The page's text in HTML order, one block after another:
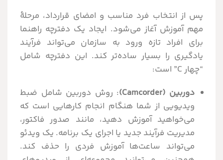
پس از انتخاب فرد مناسب و امضای قرارداد، مرحلۀ
مهم آموزش آغاز می‌شود. ایجاد یک دفترچه راهنما
برای افراد تازه ورود به سازمان می‌تواند فرآیند
یادگیری را بسیار ساده‌تر کند. این دفترچه شامل
“چهار C” است:
دوربین (Camcorder)
: روش دوربین شامل ضبط
ویدیویی از شما هنگام انجام کارهایی است که
می‌خواهید آموزش دهید، مانند صدور فاکتور،
مدیریت فرآیند جدید یا اجرای یک برنامه. یک ویدئو
می‌تواند ساعت‌ها آموزش فردی را حذف کند.